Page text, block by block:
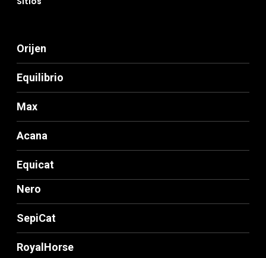
Orijen
Equilibrio
Max
Acana
Equicat
Nero
SepiCat
RoyalHorse